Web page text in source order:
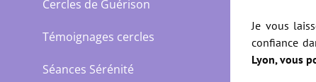
Cercles de Guérison
Témoignages cercles
Séances Sérénité
Je vous
confiance
Lyon, vous